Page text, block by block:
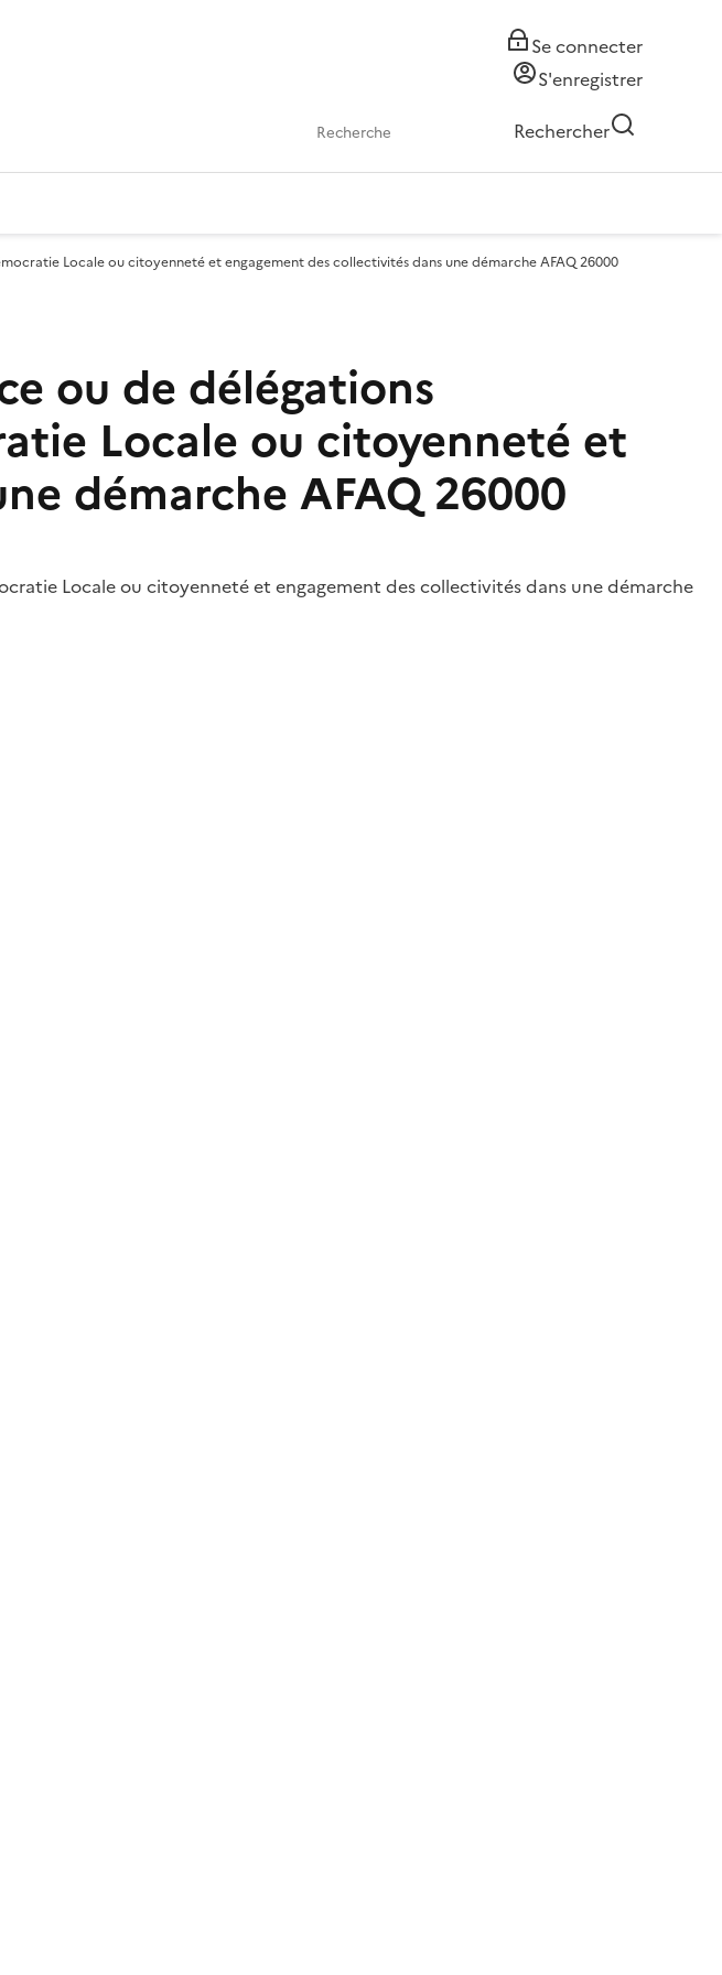
Se connecter
S'enregistrer
Rechercher
Locale ou citoyenneté et engagement des collectivités dans une démarche AFAQ 26000
ou de délégations
Locale ou citoyenneté et
démarche AFAQ 26000
Locale ou citoyenneté et engagement des collectivités dans une démarche